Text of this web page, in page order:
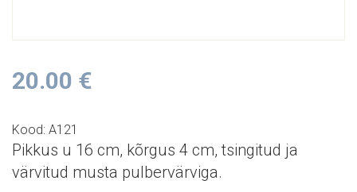
20.00 €
Kood: A121
Pikkus u 16 cm, kõrgus 4 cm, tsingitud ja
värvitud musta pulbervärviga.